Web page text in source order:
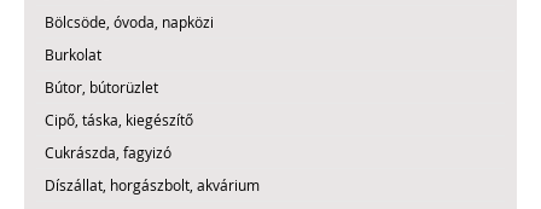
Bölcsöde, óvoda, napközi
Burkolat
Bútor, bútorüzlet
Cipő, táska, kiegészítő
Cukrászda, fagyizó
Díszállat, horgászbolt, akvárium